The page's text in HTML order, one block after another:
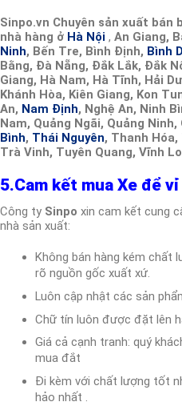
Sinpo.vn Chuyên sản xuất
nhà hàng ở Hà Nội , An Giang,
Ninh, Bến Tre, Bình Định, Bình
Bằng, Đà Nẵng, Đắk Lắk, Đắk
Giang, Hà Nam, Hà Tĩnh, Hải
Khánh Hòa, Kiên Giang, Kon
An, Nam Định, Nghệ An, Ninh
Nam, Quảng Ngãi, Quảng
Bình, Thái Nguyên, Thanh
Trà Vinh, Tuyên Quang, Vĩnh
5.Cam kết mua Xe để
Công ty Sinpo xin cam kết cung
nhà sản xuất:
Không bán hàng kém chất
rõ nguồn gốc xuất xứ.
Luôn cập nhật các sản
Chữ tín luôn được đặt lên
Giá cả cạnh tranh: quý
mua đắt
Đi kèm với chất lượng tốt
hảo nhất .